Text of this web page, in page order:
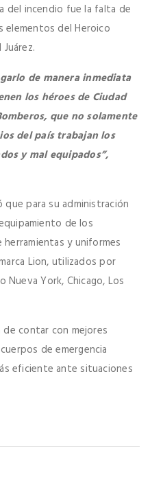
del incendio fue la falta de
elementos del Heroico
de manera inmediata
los héroes de Ciudad
que no solamente
del país trabajan los
y mal equipados”,
para su administración
de los
y uniformes
Lion, utilizados por
Nueva York, Chicago, Los
contar con mejores
de emergencia
eficiente ante situaciones